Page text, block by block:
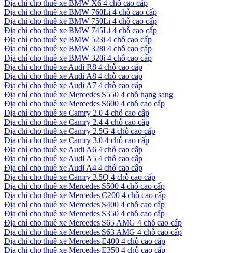
Địa chỉ cho thuê xe BMW X6 4 chỗ cao cấp
Địa chỉ cho thuê xe BMW 760Li 4 chỗ cao cấp
Địa chỉ cho thuê xe BMW 750Li 4 chỗ cao cấp
Địa chỉ cho thuê xe BMW 745Li 4 chỗ cao cấp
Địa chỉ cho thuê xe BMW 523i 4 chỗ cao cấp
Địa chỉ cho thuê xe BMW 328i 4 chỗ cao cấp
Địa chỉ cho thuê xe BMW 320i 4 chỗ cao cấp
Địa chỉ cho thuê xe Audi R8 4 chỗ cao cấp
Địa chỉ cho thuê xe Audi A8 4 chỗ cao cấp
Địa chỉ cho thuê xe Audi A7 4 chỗ cao cấp
Địa chỉ cho thuê xe Mercedes S550 4 chỗ hạng sang
Địa chỉ cho thuê xe Mercedes S600 4 chỗ cao cấp
Địa chỉ cho thuê xe Camry 2.0 4 chỗ cao cấp
Địa chỉ cho thuê xe Camry 2.4 4 chỗ cao cấp
Địa chỉ cho thuê xe Camry 2.5G 4 chỗ cao cấp
Địa chỉ cho thuê xe Camry 3.0 4 chỗ cao cấp
Địa chỉ cho thuê xe Audi A6 4 chỗ cao cấp
Địa chỉ cho thuê xe Audi A5 4 chỗ cao cấp
Địa chỉ cho thuê xe Audi A4 4 chỗ cao cấp
Địa chỉ cho thuê xe Camry 3.5Q 4 chỗ cao cấp
Địa chỉ cho thuê xe Mercedes S500 4 chỗ cao cấp
Địa chỉ cho thuê xe Mercedes C200 4 chỗ cao cấp
Địa chỉ cho thuê xe Mercedes S400 4 chỗ cao cấp
Địa chỉ cho thuê xe Mercedes S350 4 chỗ cao cấp
Địa chỉ cho thuê xe Mercedes S65 AMG 4 chỗ cao cấp
Địa chỉ cho thuê xe Mercedes S63 AMG 4 chỗ cao cấp
Địa chỉ cho thuê xe Mercedes E400 4 chỗ cao cấp
Địa chỉ cho thuê xe Mercedes E350 4 chỗ cao cấp